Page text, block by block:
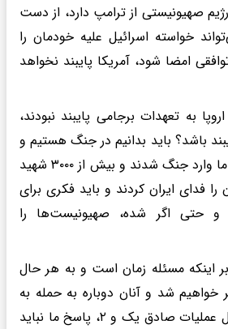
صهیونیستی از ترامپ دارد، از دست
خواسته اسرائیل علیه خودمان را
امضا شود، آمریکا پایبند نخواهد
به تعهدات برجامی پایبند نبودند،
باشد؟ باید بدانیم در جنگ هستیم و
لبنانی‌ها برای کمک به ما وارد جنگ شدند و بیش از ۳۰۰۰ شهید
را فدای ایران کردند و باید فکری برای
و حتی اگر شده، صهیونیست‌ها را
بر اینکه مسئله زمان است و به هر حال
خواهیم شد و آنان دوباره به حمله به
ایران رو می‌آورند و مثل عملیات صادق یک و ۲، پاسخ ما نباید